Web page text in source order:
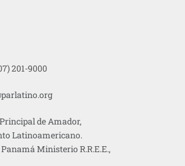
201-9000
de Amador,
Latinoamericano.
Ministerio R.R.E.E.,